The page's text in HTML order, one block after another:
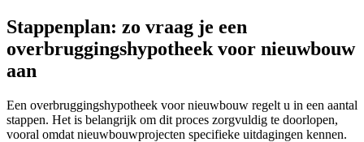
Stappenplan: zo vraag je een
overbruggingshypotheek voor nieuwbouw
aan
Een overbruggingshypotheek voor nieuwbouw regelt u in een aantal
stappen. Het is belangrijk om dit proces zorgvuldig te doorlopen,
vooral omdat nieuwbouwprojecten specifieke uitdagingen kennen.